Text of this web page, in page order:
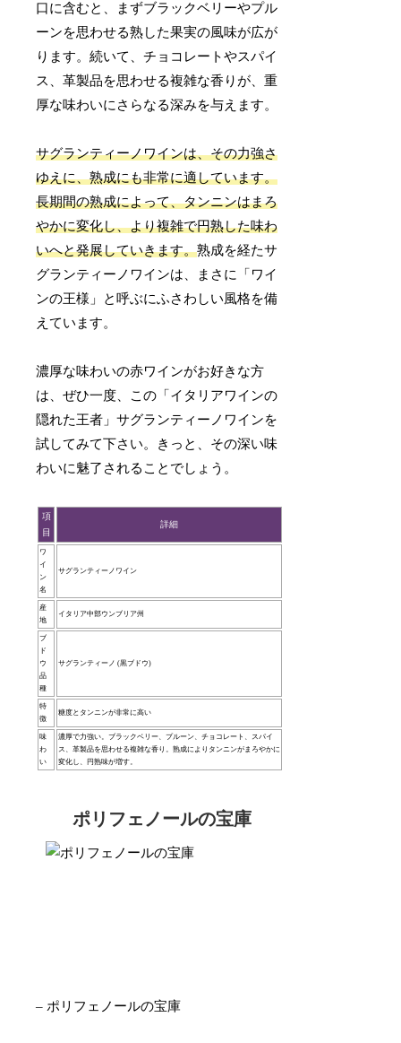
口に含むと、まずブラックベリーやプル
ーンを思わせる熟した果実の風味が広が
ります。続いて、チョコレートやスパイ
ス、革製品を思わせる複雑な香りが、重
厚な味わいにさらなる深みを与えます。
サグランティーノワインは、その力強さ
ゆえに、熟成にも非常に適しています。
長期間の熟成によって、タンニンはまろ
やかに変化し、より複雑で円熟した味わ
いへと発展していきます。熟成を経たサ
グランティーノワインは、まさに「ワイ
ンの王様」と呼ぶにふさわしい風格を備
えています。
濃厚な味わいの赤ワインがお好きな方
は、ぜひ一度、この「イタリアワインの
隠れた王者」サグランティーノワインを
試してみて下さい。きっと、その深い味
わいに魅了されることでしょう。
項
目
詳細
ワ
イ
ン
名
サグランティーノワイン
産
地
イタリア中部ウンブリア州
ブ
ド
ウ
品
種
サグランティーノ (黒ブドウ)
特
徴
糖度とタンニンが非常に高い
味
わ
い
濃厚で力強い。ブラックベリー、プルーン、チョコレート、スパイ
ス、革製品を思わせる複雑な香り。熟成によりタンニンがまろやかに
変化し、円熟味が増す。
ポリフェノールの宝庫
– ポリフェノールの宝庫